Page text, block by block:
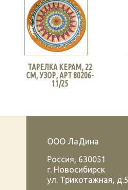
ТАРЕЛКА КЕРАМ, 22
СМ, УЗОР, АРТ 80206-
11/25
ООО ЛаДина
Россия, 630051
г. Новосибирск
ул. Трикотажная,